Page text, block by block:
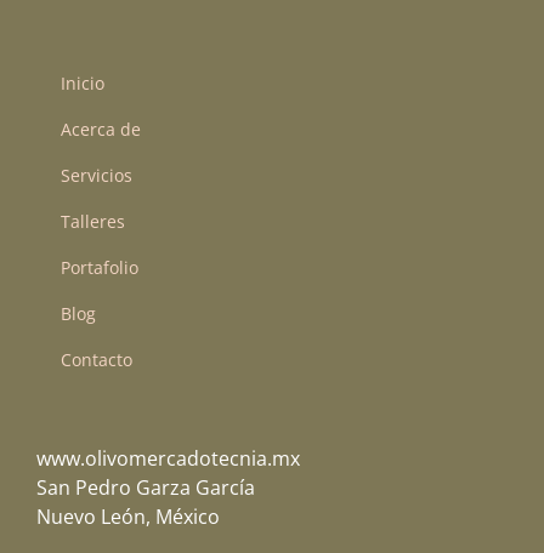
Inicio
Acerca de
Servicios
Talleres
Portafolio
Blog
Contacto
www.olivomercadotecnia.mx
San Pedro Garza García
Nuevo León, México